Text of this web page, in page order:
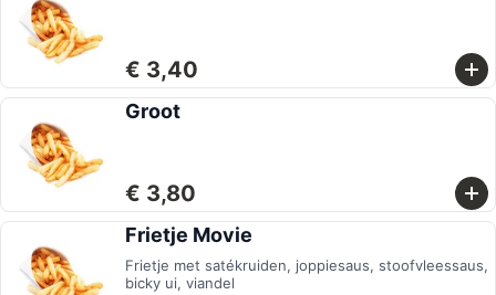
€ 3,40
Groot
€ 3,80
Frietje Movie
Frietje met satékruiden, joppiesaus, stoofvleessaus,
bicky ui, viandel